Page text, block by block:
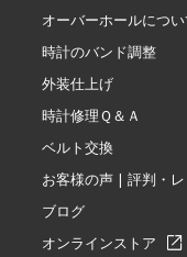
オーバーホールにつ
時計のバンド調整
外装仕上げ
時計修理Ｑ＆Ａ
ベルト交換
お客様の声 | 評判・
ブログ
オンラインストア